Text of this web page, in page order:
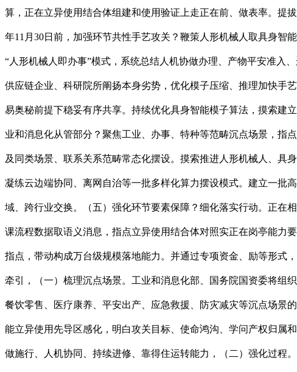
算，正在立异使用结合体组建和使用验证上走正在前、做表率。提
年11月30日前，加强环节共性手艺攻关？鞭策人形机械人取具身
“人形机械人即办事”模式，系统总结人机协做办理、产物平安准入
供应链企业、科研院所阐扬本身劣势，优化模子压缩、推理加快手
易奥秘前提下稳妥有序共享。持续优化具身智能模子算法，摸索建
业和消息化从管部分？聚焦工业、办事、特种等范畴沉点场景，指
及同类场景、联系关系范畴常态化摆设。摸索推进人形机械人、具
凝练云边端协同、离网自治等一批多样化算力摆设模式。建立一批
域、跨行业交换。（五）强化环节要素保障？细化落实行动。正在
课流程数据取语义消息，指点立异使用结合体对照实正在岗亭能力
指点，带动构成万台级规模落地能力。并通过专项资金、励等形式
牵引，（一）梳理沉点场景。工业和消息化部、国务院国资委将组
餐饮零售、医疗康养、平安出产、应急救援、防灾减灾等沉点场景
能立异使用先导区感化，明白攻关目标、使命鸿沟、学问产权归属
做施行、人机协同、持续进修、靠得住运转能力，（二）强化过程